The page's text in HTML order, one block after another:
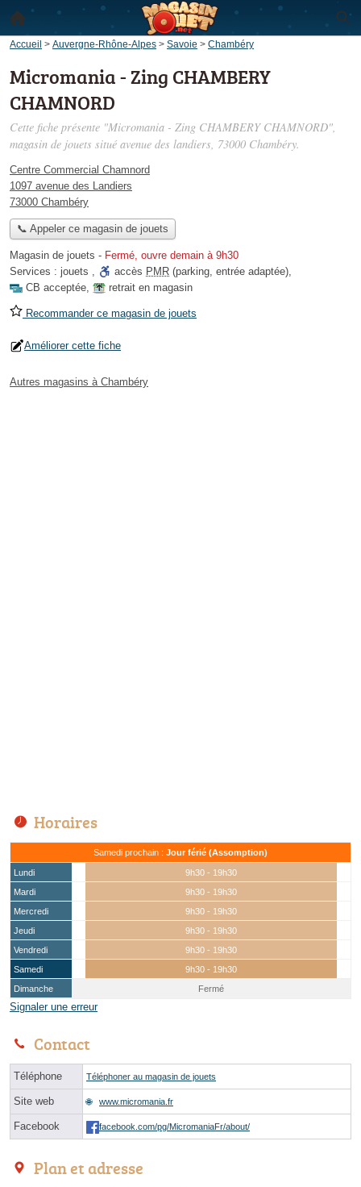
Accueil > Auvergne-Rhône-Alpes > Savoie > Chambéry
Micromania - Zing CHAMBERY
CHAMNORD
Cette fiche présente "Micromania - Zing CHAMBERY CHAMNORD",
magasin de jouets situé avenue des landiers, 73000 Chambéry.
Centre Commercial Chamnord
1097 avenue des Landiers
73000 Chambéry
📞 Appeler ce magasin de jouets
Magasin de jouets - Fermé, ouvre demain à 9h30
Services : jouets , accès PMR (parking, entrée adaptée),
CB acceptée, retrait en magasin
Recommander ce magasin de jouets
Améliorer cette fiche
Autres magasins à Chambéry
Horaires
Samedi prochain : Jour férié (Assomption)
Lundi
9h30 - 19h30
Mardi
9h30 - 19h30
Mercredi
9h30 - 19h30
Jeudi
9h30 - 19h30
Vendredi
9h30 - 19h30
Samedi
9h30 - 19h30
Dimanche
Fermé
Signaler une erreur
Contact
Téléphone Téléphoner au magasin de jouets
Site web www.micromania.fr
Facebook facebook.com/pg/MicromaniaFr/about/
Plan et adresse